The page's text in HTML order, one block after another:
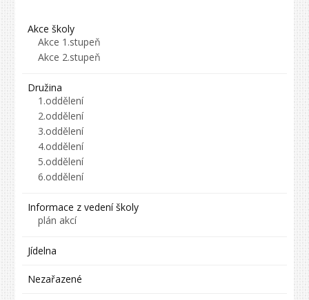
Akce školy
Akce 1.stupeň
Akce 2.stupeň
Družina
1.oddělení
2.oddělení
3.oddělení
4.oddělení
5.oddělení
6.oddělení
Informace z vedení školy
plán akcí
Jídelna
Nezařazené